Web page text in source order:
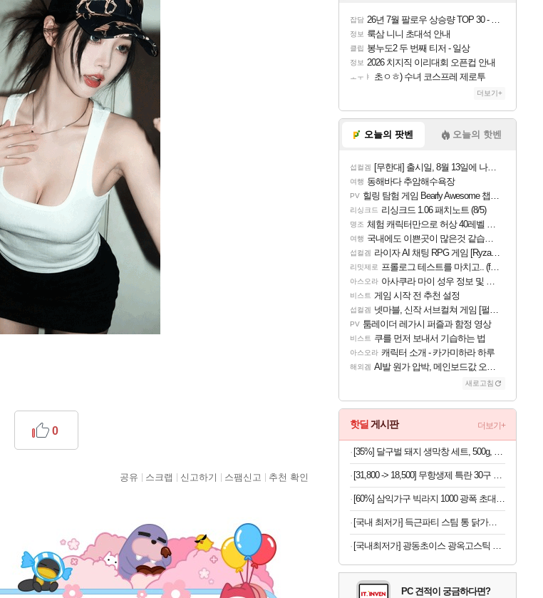
0
공유 스크랩 신고하기 스팸신고 추천 확인
잡담 26년 7월 팔로우 상승량 TOP 30 - 월간 치지직
정보 룩삼 니니 초대석 안내
클립 봉누도2 두 번째 티저 - 일상
정보 2026 치지직 이리대회 오픈컵 안내
ㅗㅜㅑ 초ㅇㅎ) 수녀 코스프레 제로투
더보기+
오늘의 팟벤 오늘의 핫벤
섭컬겜 [무한대] 출시일, 8월 13일에 나오나
여행 동해바다 추암해수욕장
PV 힐링 탐험 게임 Bearly Awesome 챕터 1 트레일러
리싱크드 리싱크드 1.06 패치노트 (8/5)
명조 체험 캐릭터만으로 허상 40레벨 하이와티아 5분 컷!｜에이메스·린네·모니에 명함
여행 국내에도 이쁜곳이 많은것 같습니다
섭컬겜 라이자 AI 채팅 RPG 게임 [RyzaChat: AI] 공개
리밋제로 프롤로그 테스트를 마치고.. (feat. 리아)
아스오라 아사쿠라 마이 성우 정보 및 주요 필모
비스트 게임 시작 전 추천 설정
섭컬겜 넷마블, 신작 서브컬쳐 게임 [펄 인 블루] 티저 사이트 오픈
PV 툼레이더 레가시 퍼즐과 함정 영상
비스트 쿠를 먼저 보내서 기습하는 법
아스오라 캐릭터 소개 - 카가미하라 하루
해외겜 AI발 원가 압박, 메인보드값 오르나
새로고침
핫딜 게시판 더보기+
[35%] 달구벌 돼지 생막창 세트, 500g, 2봉
[31,800 -> 18,500] 무항생제 특란 30구 x 2세트
[60%] 삼익가구 빅라지 1000 광폭 초대형 서랍장, 화이트+오크, 1000mm, 5단
[국내 최저가] 득근파티 스팀 통 닭가슴살 6종 혼합 x 30팩
[국내최저가] 광동초이스 광옥고스틱 산삼배양근 30포
PC 견적이 궁금하다면?